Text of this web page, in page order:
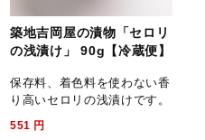
築地吉岡屋の漬物「セロリ
の浅漬け」 90g【冷蔵便】
保存料、着色料を使わない香
り高いセロリの浅漬けです。
551 円